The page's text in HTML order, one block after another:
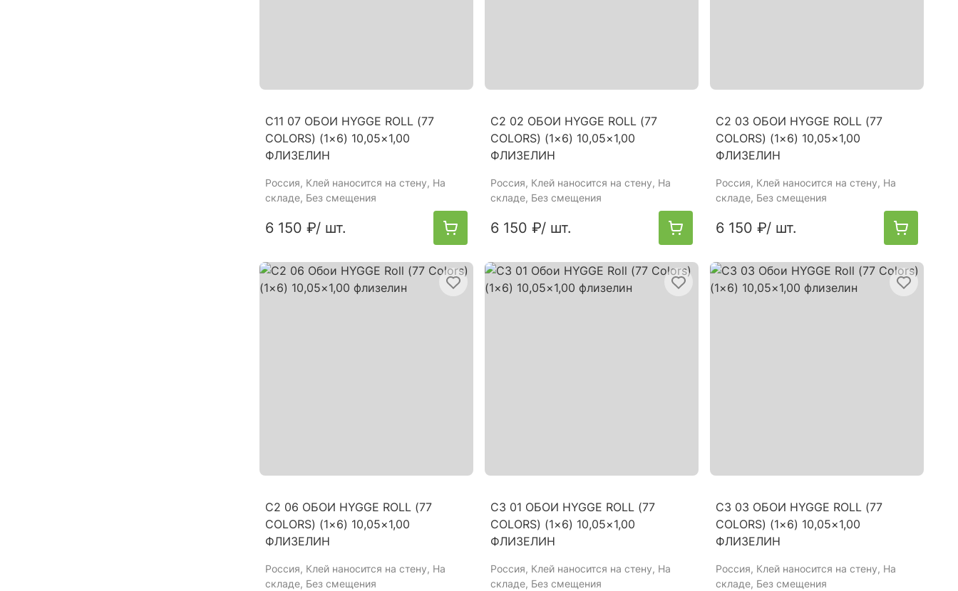
C11 07 ОБОИ HYGGE ROLL (77
COLORS) (1×6) 10,05×1,00
ФЛИЗЕЛИН
Россия, Клей наносится на стену, На
складе, Без смещения
6 150 ₽/ шт.
C2 02 ОБОИ HYGGE ROLL (77
COLORS) (1×6) 10,05×1,00
ФЛИЗЕЛИН
Россия, Клей наносится на стену, На
складе, Без смещения
6 150 ₽/ шт.
C2 03 ОБОИ HYGGE ROLL (77
COLORS) (1×6) 10,05×1,00
ФЛИЗЕЛИН
Россия, Клей наносится на стену, На
складе, Без смещения
6 150 ₽/ шт.
C2 06 ОБОИ HYGGE ROLL (77
COLORS) (1×6) 10,05×1,00
ФЛИЗЕЛИН
Россия, Клей наносится на стену, На
складе, Без смещения
C3 01 ОБОИ HYGGE ROLL (77
COLORS) (1×6) 10,05×1,00
ФЛИЗЕЛИН
Россия, Клей наносится на стену, На
складе, Без смещения
C3 03 ОБОИ HYGGE ROLL (77
COLORS) (1×6) 10,05×1,00
ФЛИЗЕЛИН
Россия, Клей наносится на стену, На
складе, Без смещения